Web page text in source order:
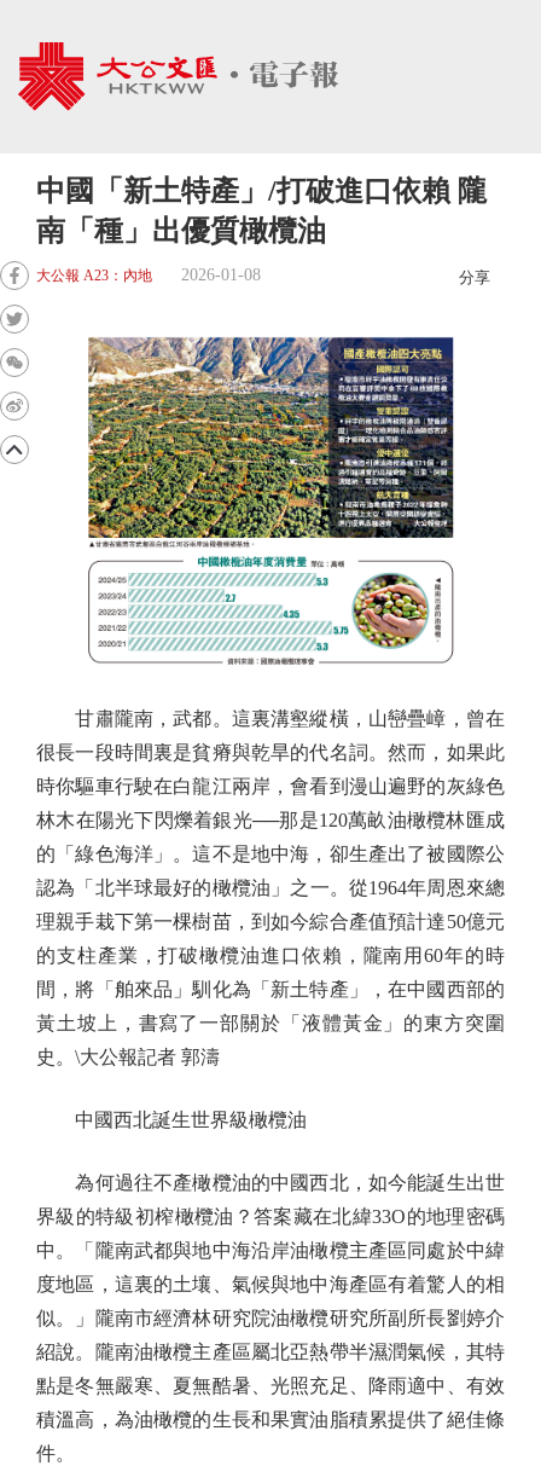
中國「新土特產」/打破進口依賴 隴
南「種」出優質橄欖油
大公報 A23：內地 2026-01-08 分享
甘肅隴南，武都。這裏溝壑縱橫，山巒疊嶂，曾在
很長一段時間裏是貧瘠與乾旱的代名詞。然而，如果此
時你驅車行駛在白龍江兩岸，會看到漫山遍野的灰綠色
林木在陽光下閃爍着銀光──那是120萬畝油橄欖林匯成
的「綠色海洋」。這不是地中海，卻生產出了被國際公
認為「北半球最好的橄欖油」之一。從1964年周恩來總
理親手栽下第一棵樹苗，到如今綜合產值預計達50億元
的支柱產業，打破橄欖油進口依賴，隴南用60年的時
間，將「舶來品」馴化為「新土特產」，在中國西部的
黃土坡上，書寫了一部關於「液體黃金」的東方突圍
史。\大公報記者 郭濤
中國西北誕生世界級橄欖油
為何過往不產橄欖油的中國西北，如今能誕生出世
界級的特級初榨橄欖油？答案藏在北緯33O的地理密碼
中。「隴南武都與地中海沿岸油橄欖主產區同處於中緯
度地區，這裏的土壤、氣候與地中海產區有着驚人的相
似。」隴南市經濟林研究院油橄欖研究所副所長劉婷介
紹說。隴南油橄欖主產區屬北亞熱帶半濕潤氣候，其特
點是冬無嚴寒、夏無酷暑、光照充足、降雨適中、有效
積溫高，為油橄欖的生長和果實油脂積累提供了絕佳條
件。